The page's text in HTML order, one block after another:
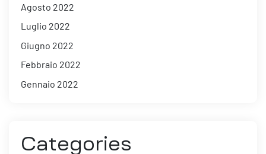
Agosto 2022
Luglio 2022
Giugno 2022
Febbraio 2022
Gennaio 2022
Categories